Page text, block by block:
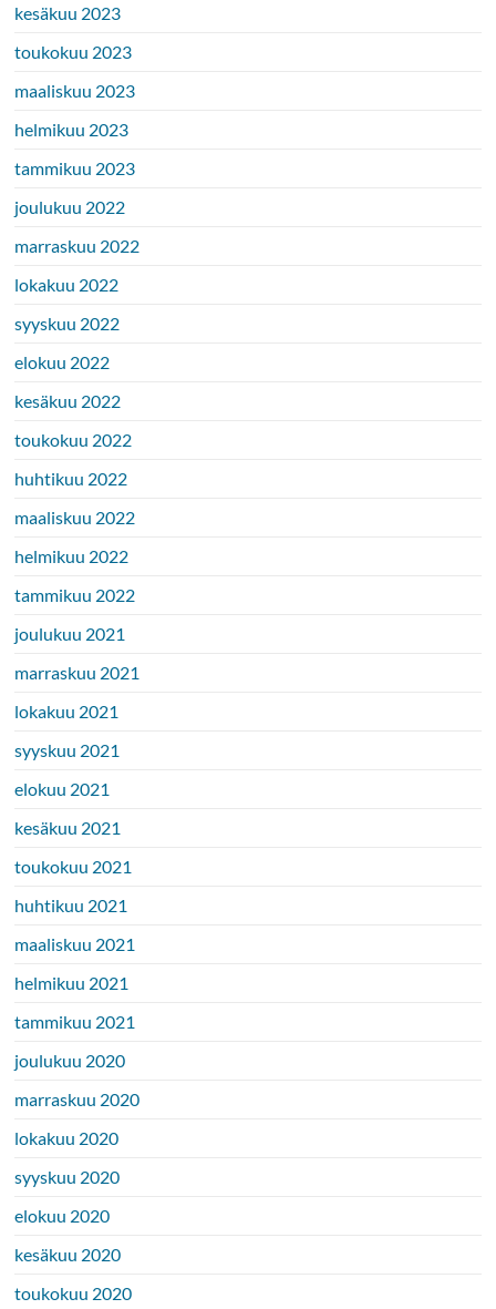
kesäkuu 2023
toukokuu 2023
maaliskuu 2023
helmikuu 2023
tammikuu 2023
joulukuu 2022
marraskuu 2022
lokakuu 2022
syyskuu 2022
elokuu 2022
kesäkuu 2022
toukokuu 2022
huhtikuu 2022
maaliskuu 2022
helmikuu 2022
tammikuu 2022
joulukuu 2021
marraskuu 2021
lokakuu 2021
syyskuu 2021
elokuu 2021
kesäkuu 2021
toukokuu 2021
huhtikuu 2021
maaliskuu 2021
helmikuu 2021
tammikuu 2021
joulukuu 2020
marraskuu 2020
lokakuu 2020
syyskuu 2020
elokuu 2020
kesäkuu 2020
toukokuu 2020